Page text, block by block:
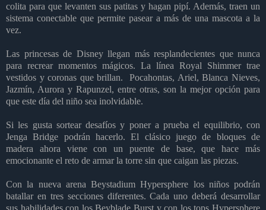
colita para que levanten sus patitas y hagan pipí. Además, traen un
sistema conectable que permite pasear a más de una mascota a la
vez.
Las princesas de Disney llegan más resplandecientes que nunca
para recrear momentos mágicos. La línea Royal Shimmer trae
vestidos y coronas que brillan.
Pocahontas, Ariel, Blanca Nieves,
Jazmín, Aurora y Rapunzel, entre otras, son la mejor opción para
que este día del niño sea inolvidable.
Si les gusta sortear desafíos y poner a prueba el equilibrio, con
Jenga Bridge podrán hacerlo. El clásico juego de bloques de
madera ahora viene con un puente de base, que hace más
emocionante el reto de armar la torre sin que caigan las piezas.
Con la nueva arena Beystadium Hypersphere los niños podrán
batallar en tres secciones diferentes. Cada uno deberá desarrollar
sus habilidades con los Beyblade Burst y con los tops Hypersphere